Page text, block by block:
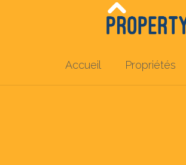
Accueil Propriétés